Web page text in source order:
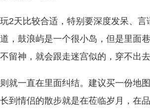
2天比较合适，特别要深度发呆、
，鼓浪屿是一个很小岛，但是里面
留神，就会跟走迷宫似的，穿不出
就一直在里面纠结。建议买一份地
到情侣的散步就是在莅临岁月，在